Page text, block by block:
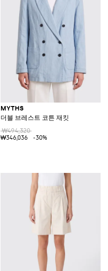
MYTHS
더블 브레스트 코튼 재킷
₩494,320
₩346,036
-30%